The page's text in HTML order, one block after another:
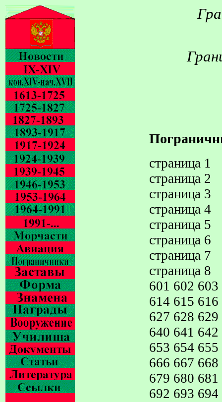
страница 1
страница 2
страница 3
страница 4
страница 5
страница 6
страница 7
страница 8
601 602 603
614 615 616
627 628 629
640 641 642
653 654 655
666 667 668
679 680 681
692 693 694